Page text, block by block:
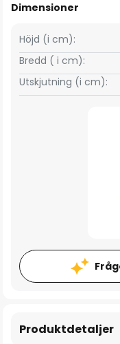
Dimensioner
Bredd ( i cm):
Höjd (i cm):
Utskjutning (i cm):
Produktdetaljer